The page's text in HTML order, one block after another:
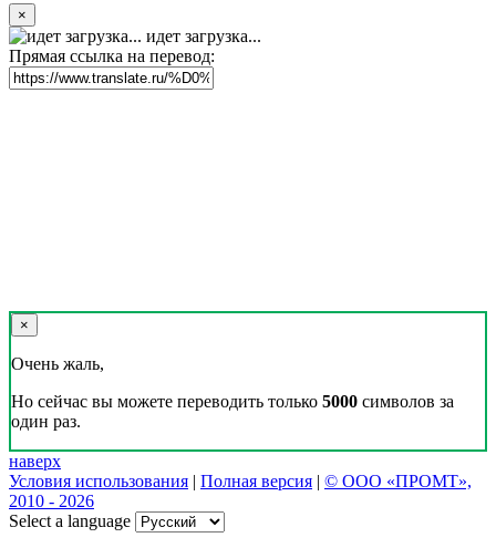
×
идет загрузка...
Прямая ссылка на перевод:
×
Очень жаль,
Но сейчас вы можете переводить только 5000 символов за
один раз.
наверх
Условия использования | Полная версия | © ООО «ПРОМТ»,
2010 - 2026
Select a language